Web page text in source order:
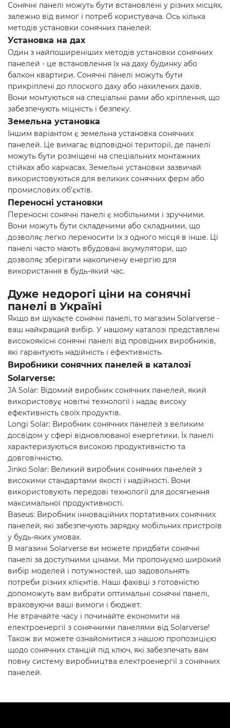
Сонячні панелі можуть бути встановлені у різних місцях,
залежно від вимог і потреб користувача. Ось кілька
методів установки сонячних панелей:
Установка на дах
Один з найпоширеніших методів установки сонячних
панелей - це встановлення їх на даху будинку або
балкон квартири. Сонячні панелі можуть бути
прикріплені до плоского даху або нахилених дахів.
Вони монтуються на спеціальні рами або кріплення, що
забезпечують міцність і безпеку.
Земельна установка
Іншим варіантом є земельна установка сонячних
панелей. Це вимагає відповідної території, де панелі
можуть бути розміщені на спеціальних монтажних
стійках або каркасах. Земельні установки зазвичай
використовуються для великих сонячних ферм або
промислових об'єктів.
Переносні установки
Переносні сонячні панелі є мобільними і зручними.
Вони можуть бути складеними або складними, що
дозволяє легко переносити їх з одного місця в інше. Ці
панелі часто мають вбудовані акумулятори, що
дозволяє зберігати накопичену енергію для
використання в будь-який час.
Дуже недорогі ціни на сонячні
панелі в Україні
Якщо ви шукаєте сонячні панелі, то магазин Solarverse -
ваш найкращий вибір. У нашому каталозі представлені
високоякісні сонячні панелі від провідних виробників,
які гарантують надійність і ефективність.
Виробники сонячних панелей в каталозі
Solarverse:
JA Solar: Відомий виробник сонячних панелей, який
використовує новітні технології і надає високу
ефективність своїх продуктів.
Longi Solar: Виробник сонячних панелей з великим
досвідом у сфері відновлюваної енергетики. Їх панелі
характеризуються високою продуктивністю та
довговічністю.
Jinko Solar: Великий виробник сонячних панелей з
високими стандартами якості і надійності. Вони
використовують передові технології для досягнення
максимальної продуктивності.
Baseus: Виробник інноваційних портативних сонячних
панелей, які забезпечують зарядку мобільних пристроїв
у будь-яких умовах.
В магазині Solarverse ви можете придбати сонячні
панелі за доступними цінами. Ми пропонуємо широкий
вибір моделей і потужностей, що задовольнять
потреби різних клієнтів. Наші фахівці з готовністю
допоможуть вам вибрати оптимальні сонячні панелі,
враховуючи ваші вимоги і бюджет.
Не втрачайте часу і починайте економити на
електроенергії з сонячними панелями від Solarverse!
Також ви можете ознайомитися з нашою пропозицією
щодо сонячних станцій під ключ, які забезпечать вам
повну систему виробництва електроенергії з сонячних
панелей.